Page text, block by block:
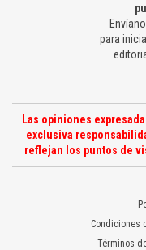
para
Las opiniones
exclusiva
reflejan los puntos de
Condiciones
Términos